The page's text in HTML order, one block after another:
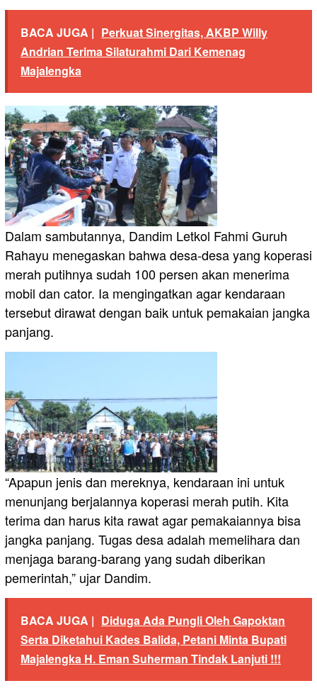
BACA JUGA | Perkuat Sinergitas, AKBP Willy
Andrian Terima Silaturahmi Dari Kemenag
Majalengka
Dalam sambutannya, Dandim Letkol Fahmi Guruh
Rahayu menegaskan bahwa desa-desa yang koperasi
merah putihnya sudah 100 persen akan menerima
mobil dan cator. Ia mengingatkan agar kendaraan
tersebut dirawat dengan baik untuk pemakaian jangka
panjang.
“Apapun jenis dan mereknya, kendaraan ini untuk
menunjang berjalannya koperasi merah putih. Kita
terima dan harus kita rawat agar pemakaiannya bisa
jangka panjang. Tugas desa adalah memelihara dan
menjaga barang-barang yang sudah diberikan
pemerintah,” ujar Dandim.
BACA JUGA | Diduga Ada Pungli Oleh Gapoktan
Serta Diketahui Kades Balida, Petani Minta Bupati
Majalengka H. Eman Suherman Tindak Lanjuti !!!